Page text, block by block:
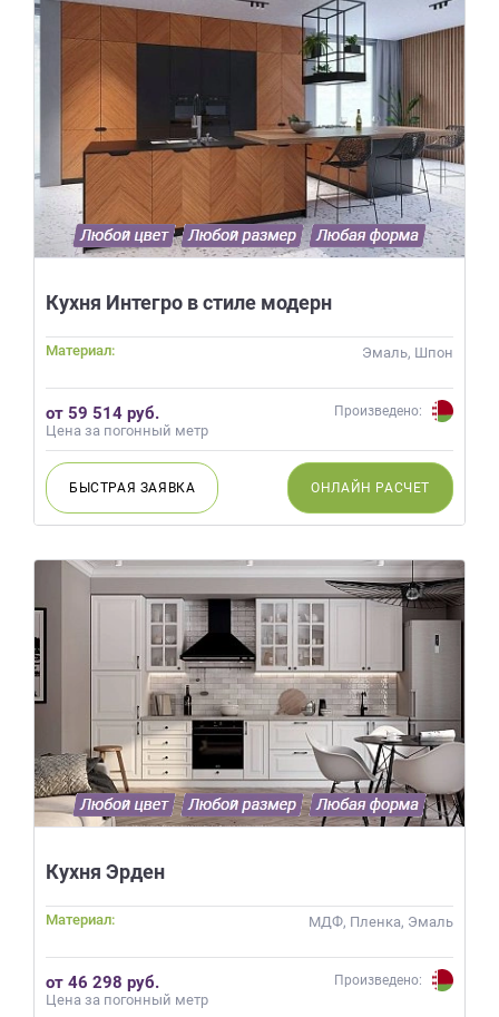
Кухня Интегро в стиле модерн
Материал: Эмаль, Шпон
от 59 514 руб.
Цена за погонный метр
Произведено:
БЫСТРАЯ ЗАЯВКА ОНЛАЙН РАСЧЕТ
Кухня Эрден
Материал: МДФ, Пленка, Эмаль
от 46 298 руб.
Цена за погонный метр
Произведено: